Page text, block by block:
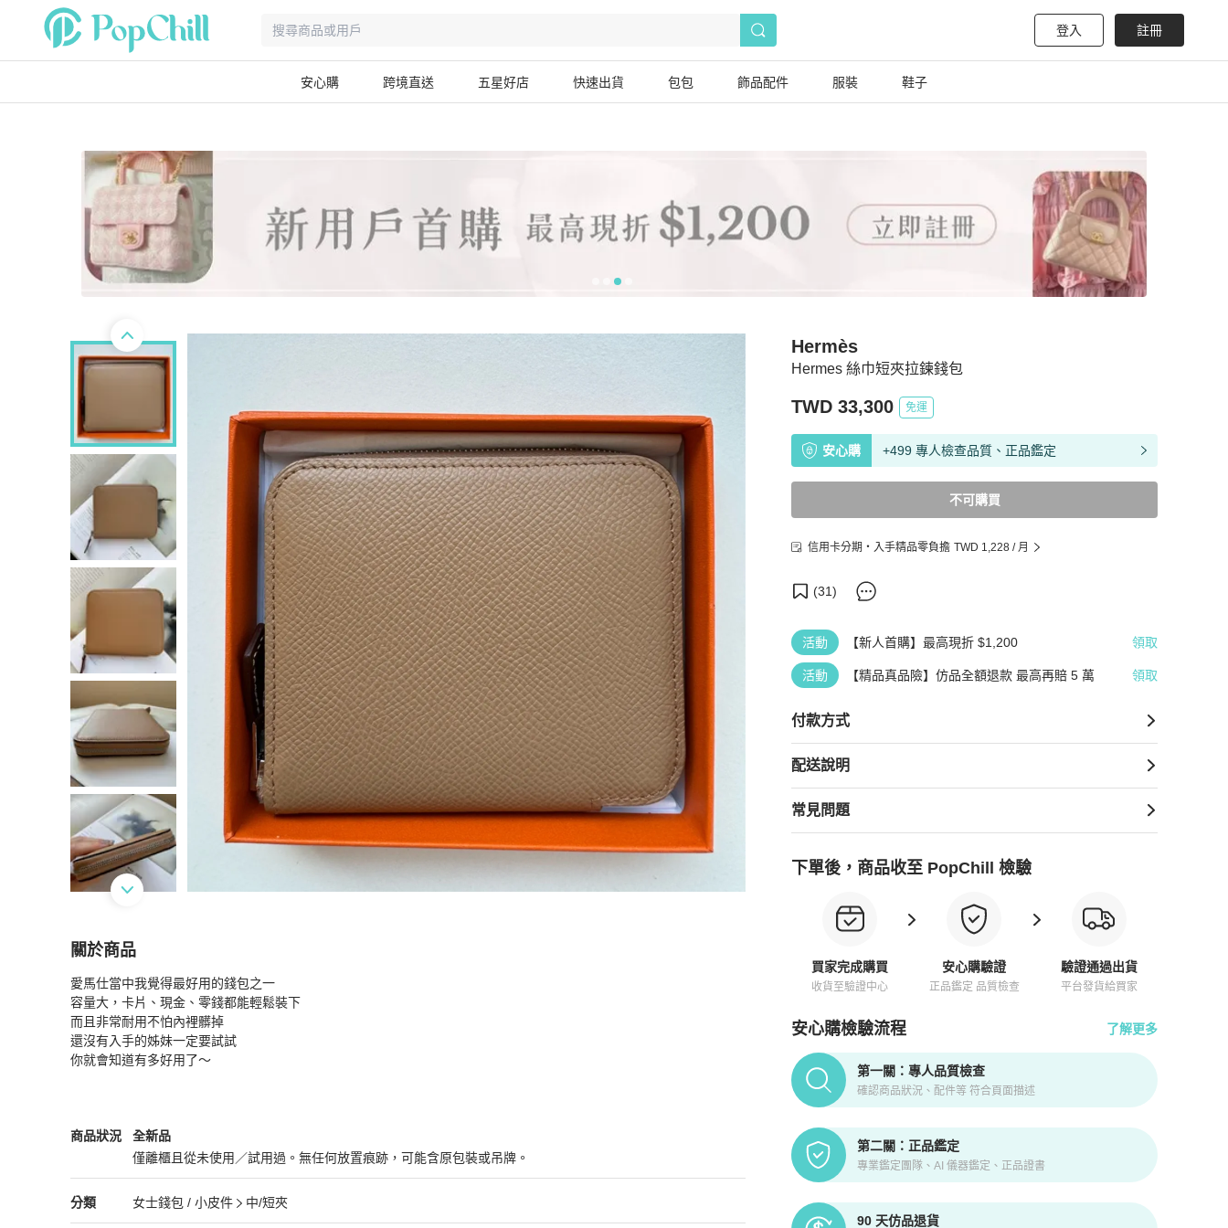
登入 註冊
安心購 跨境直送 五星好店 快速出貨 包包 飾品配件 服裝 鞋子
Hermes 絲巾短夾拉鍊錢包
Hermès
TWD 33,300 免運
安心購 +499 專人檢查品質、正品鑑定
不可購買
信用卡分期・入手精品零負擔 TWD 1,228 / 月
(31)
活動 【新人首購】最高現折 $1,200 領取
活動 【精品真品險】仿品全額退款 最高再賠 5 萬 領取
付款方式
配送說明
常見問題
下單後，商品收至 PopChill 檢驗
買家完成購買
收貨至驗證中心
安心購驗證
正品鑑定 品質檢查
驗證通過出貨
平台發貨給買家
安心購檢驗流程 了解更多
PopChill拍拍圈正品驗證、安心購檢驗流程介紹
第一關：專人品質檢查
確認商品狀況、配件等 符合頁面描述
第二關：正品鑑定
專業鑑定團隊、AI 儀器鑑定、正品證書
90 天仿品退貨
關於商品
關於Hermes 絲巾短夾拉鍊錢包商品詳情與購買須知
愛馬仕當中我覺得最好用的錢包之一
容量大，卡片、現金、零錢都能輕鬆裝下
而且非常耐用不怕內裡髒掉
還沒有入手的姊妹一定要試試
你就會知道有多好用了～
商品狀況
Hermès女士錢包 / 小皮件
全新品
僅離櫃且從未使用／試用過。無任何放置痕跡，可能含原包裝或吊牌。
全新品
分類
Hermès 女士錢包 / 小皮件分類資訊
女士錢包 / 小皮件
中/短夾
女士錢包 / 小皮件/中/短夾推薦